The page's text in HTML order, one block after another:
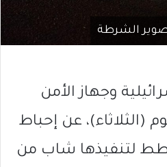
الشرطة
وجهاز الأمن
(الثلاثاء)، عن إحباط
لتنفيذها شاب من